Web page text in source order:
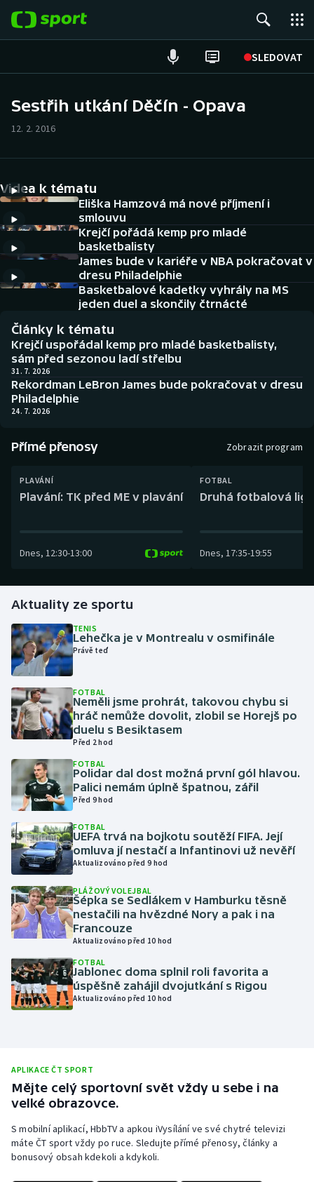
SLEDOVAT
Hokej
Tenis
Atletika
Cyklistika
DALŠÍ SPORTY
Americký fotbal
Baseball a softbal
Basketbal
Biatlon
Curling
Florbal
Golf
Gymnastika
Házená
Jezdectví
Judo
Krasobruslení
Lezení
Lyže a snowboard
Moderní pětiboj
Motorsport
Olympijské hry
Parasport
Plážový volejbal
Ragby
Rychlobruslení
Rychlostní kanoistika
NEPŘEHLÉDNĚTE
Soutěže
Historické návraty
Aplikace ČT sport
Sestřih utkání Děčín - Opava
12. 2. 2016
Videa k tématu
Eliška Hamzová má nové příjmení i
smlouvu
Krejčí pořádá kemp pro mladé
basketbalisty
James bude v kariéře v NBA pokračovat v
dresu Philadelphie
Basketbalové kadetky vyhrály na MS
jeden duel a skončily čtrnácté
Články k tématu
Krejčí uspořádal kemp pro mladé basketbalisty,
sám před sezonou ladí střelbu
31. 7. 2026
Rekordman LeBron James bude pokračovat v dresu
Philadelphie
24. 7. 2026
Přímé přenosy Zobrazit program
PLAVÁNÍ
Plavání: TK před ME v plavání
Dnes, 12:30-13:00
FOTBAL
Druhá fotbalová
Dnes, 17:35-19:55
Aktuality ze sportu
TENIS
Lehečka je v Montrealu v osmifinále
Právě teď
FOTBAL
Neměli jsme prohrát, takovou chybu si
hráč nemůže dovolit, zlobil se Horejš po
duelu s Besiktasem
Před 2 hod
FOTBAL
Polidar dal dost možná první gól hlavou.
Palici nemám úplně špatnou, zářil
Před 9 hod
FOTBAL
UEFA trvá na bojkotu soutěží FIFA. Její
omluva jí nestačí a Infantinovi už nevěří
Aktualizováno před 9 hod
PLÁŽOVÝ VOLEJBAL
Šépka se Sedlákem v Hamburku těsně
nestačili na hvězdné Nory a pak i na
Francouze
Aktualizováno před 10 hod
FOTBAL
Jablonec doma splnil roli favorita a
úspěšně zahájil dvojutkání s Rigou
Aktualizováno před 10 hod
APLIKACE ČT SPORT
Mějte celý sportovní svět vždy u sebe i na
velké obrazovce.
S mobilní aplikací, HbbTV a apkou iVysílání ve své chytré televizi
máte ČT sport vždy po ruce. Sledujte přímé přenosy, články a
bonusový obsah kdekoli a kdykoli.